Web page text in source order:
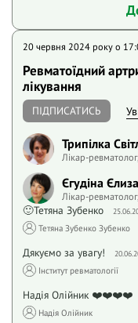
20 червня 2024 року o
Ревматоїдний
лікування
ПІДПИСАТИСЬ
Трипілка
Лікар-
Єгудіна
Лікар-
🙂Тетяна Зубенко
Тетяна Зубенко Зубенко
Дякуємо за увагу!
Інститут ревматології
Надія Олійник ❤️❤️❤️❤️
Надія Олійник